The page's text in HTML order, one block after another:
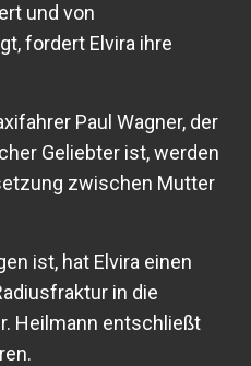
und von
fordert Elvira ihre
Paul Wagner, der
Geliebter ist, werden
zwischen Mutter
ist, hat Elvira einen
in die
Heilmann entschließt